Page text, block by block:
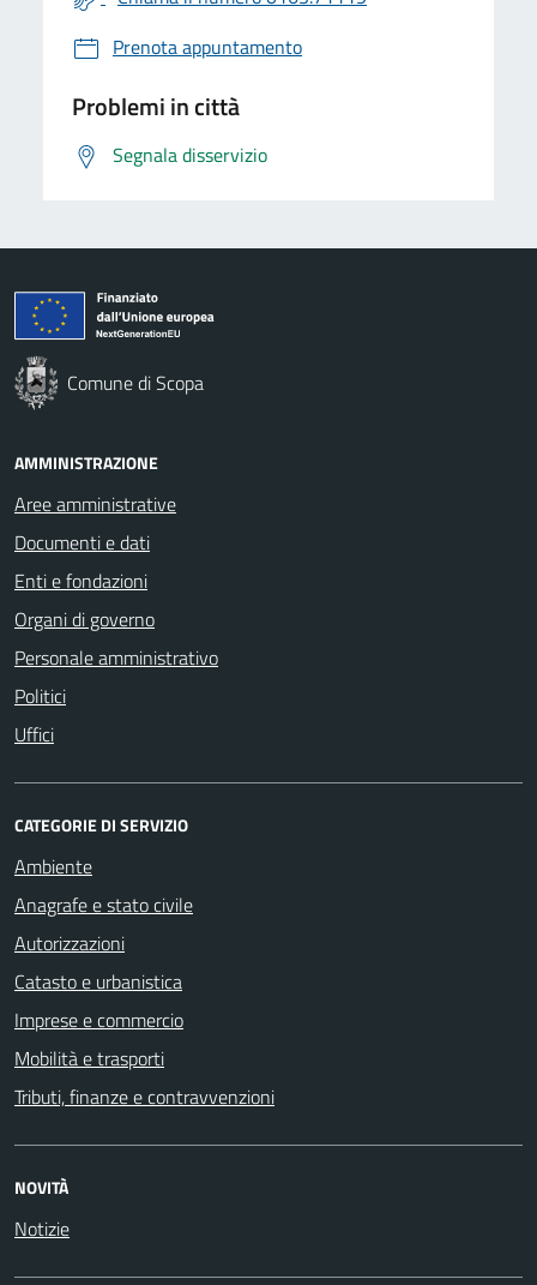
Prenota appuntamento
Problemi in città
Segnala disservizio
Comune di Scopa
AMMINISTRAZIONE
Aree amministrative
Documenti e dati
Enti e fondazioni
Organi di governo
Personale amministrativo
Politici
Uffici
CATEGORIE DI SERVIZIO
Ambiente
Anagrafe e stato civile
Autorizzazioni
Catasto e urbanistica
Imprese e commercio
Mobilità e trasporti
Tributi, finanze e contravvenzioni
NOVITÀ
Notizie